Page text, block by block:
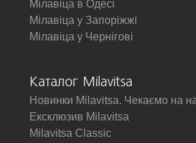
Мілавіца в Одесі
Мілавіца у Запоріжжі
Мілавіца у Чернігові
Каталог Milavitsa
Новинки Milavitsa. Чекаємо на
Ексклюзив Milavitsa
Milavitsa Classic